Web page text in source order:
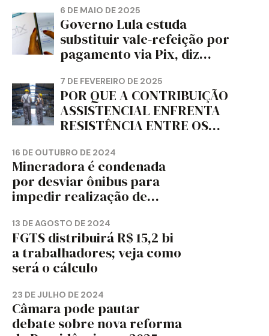
CORTIÇA E ARTEFATOS DE
PAPEL DO ESTADO DO
PARANÁ – FETRAPEL-PR
6 DE MAIO DE 2025
Governo Lula estuda
substituir vale-refeição por
pagamento via Pix, diz
7 DE FEVEREIRO DE 2025
POR QUE A CONTRIBUIÇÃO
ASSISTENCIAL ENFRENTA
RESISTÊNCIA ENTRE OS
16 DE OUTUBRO DE 2024
Mineradora é condenada
por desviar ônibus para
impedir realização de
13 DE AGOSTO DE 2024
FGTS distribuirá R$ 15,2 bi
a trabalhadores; veja como
será o cálculo
23 DE JULHO DE 2024
Câmara pode pautar
debate sobre nova reforma